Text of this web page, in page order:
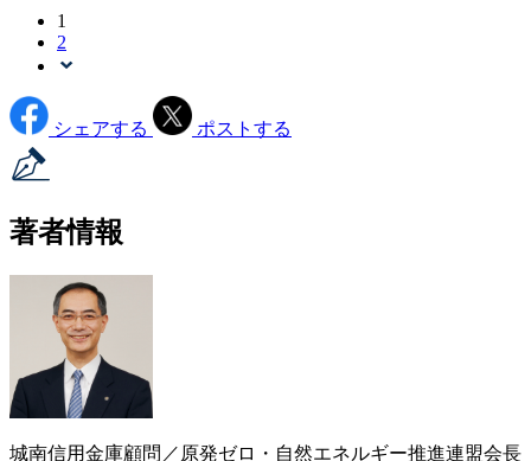
1
2
シェアする ポストする
著者情報
城南信用金庫顧問／原発ゼロ・自然エネルギー推進連盟会長